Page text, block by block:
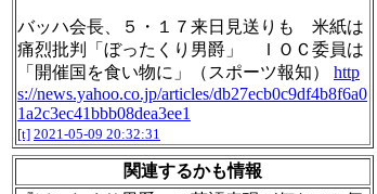
バッハ会長、５・１７来日見送りも 米紙は
痛烈批判「ぼったくり男爵」 ＩＯＣ委員は
「開催国を食い物に」（スポーツ報知） http
s://news.yahoo.co.jp/articles/db27ecb0c9df4b8f6a0
1a2c3ec41bbb08dea3ee1
[t] 2021-05-09 20:32:31
関連するかも情報